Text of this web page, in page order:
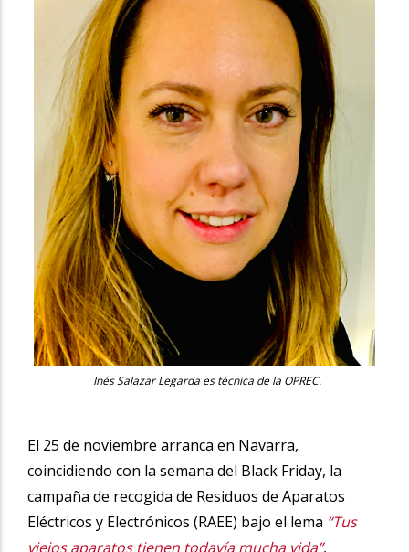
Inés Salazar Legarda es técnica de la OPREC.
El 25 de noviembre arranca en Navarra,
coincidiendo con la semana del Black Friday, la
campaña de recogida de Residuos de Aparatos
Eléctricos y Electrónicos (RAEE) bajo el lema “Tus
viejos aparatos tienen todavía mucha vida”,